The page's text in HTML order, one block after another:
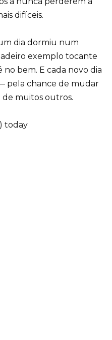
difíceis.
dia dormiu num
exemplo tocante
bem. E cada novo dia
pela chance de mudar
de muitos outros.
today